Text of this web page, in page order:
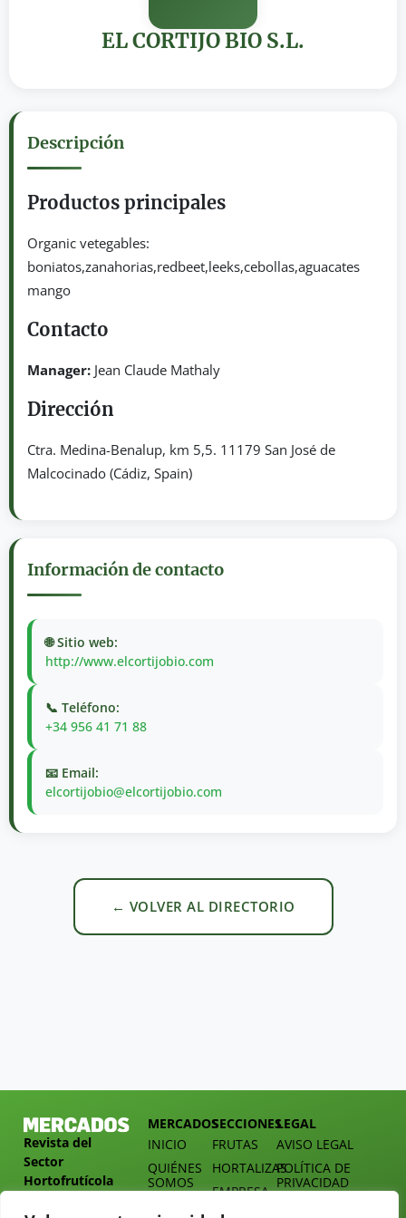
EL CORTIJO BIO S.L.
Descripción
Productos principales
Organic vetegables:
boniatos,zanahorias,redbeet,leeks,cebollas,aguacates
mango
Contacto
Manager: Jean Claude Mathaly
Dirección
Ctra. Medina-Benalup, km 5,5. 11179 San José de
Malcocinado (Cádiz, Spain)
Información de contacto
🌐 Sitio web:
http://www.elcortijobio.com
📞 Teléfono:
+34 956 41 71 88
📧 Email:
elcortijobio@elcortijobio.com
← VOLVER AL DIRECTORIO
Revista del
Sector
Hortofrutícola
MERCADOS
INICIO
QUIÉNES
SOMOS
SECCIONES
FRUTAS
HORTALIZAS
EMPRESA
LEGAL
AVISO LEGAL
POLÍTICA DE
PRIVACIDAD